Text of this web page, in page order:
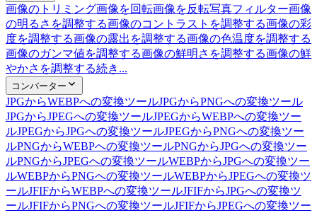
画像のトリミング画像を回転画像を反転写真フィルター画像
の明るさを調整する画像のコントラストを調整する画像の彩
度を調整する画像の露出を調整する画像の色温度を調整する
画像のガンマ値を調整する画像の鮮明さを調整する画像の鮮
やかさを調整する続き...
コンバーター
JPGからWEBPへの変換ツールJPGからPNGへの変換ツール
JPGからJPEGへの変換ツールJPEGからWEBPへの変換ツー
ルJPEGからJPGへの変換ツールJPEGからPNGへの変換ツー
ルPNGからWEBPへの変換ツールPNGからJPGへの変換ツー
ルPNGからJPEGへの変換ツールWEBPからJPGへの変換ツー
ルWEBPからPNGへの変換ツールWEBPからJPEGへの変換ツ
ールJFIFからWEBPへの変換ツールJFIFからJPGへの変換ツ
ールJFIFからPNGへの変換ツールJFIFからJPEGへの変換ツー